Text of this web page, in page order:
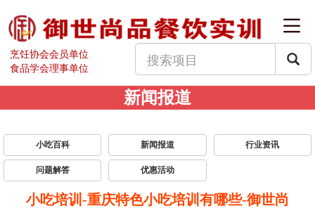
烹饪协会会员单位
食品学会理事单位
新闻报道
小吃百科 新闻报道 行业资讯
问题解答 优惠活动
小吃培训-重庆特色小吃培训有哪些-御世尚